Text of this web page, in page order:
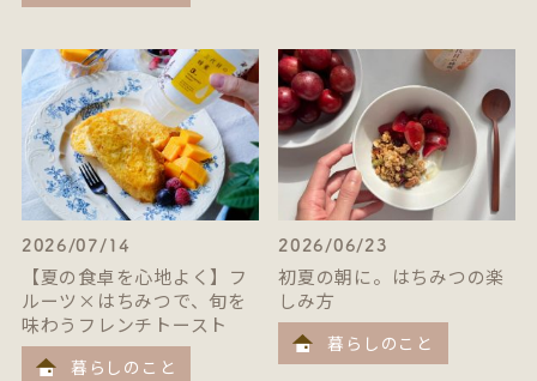
2026/07/14
【夏の食卓を心地よく】フ
ルーツ×はちみつで、旬を
味わうフレンチトースト
暮らしのこと
2026/06/23
初夏の朝に。はちみつの楽
しみ方
暮らしのこと